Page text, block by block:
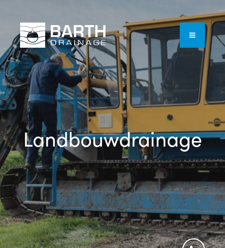
Landbouwdrainage